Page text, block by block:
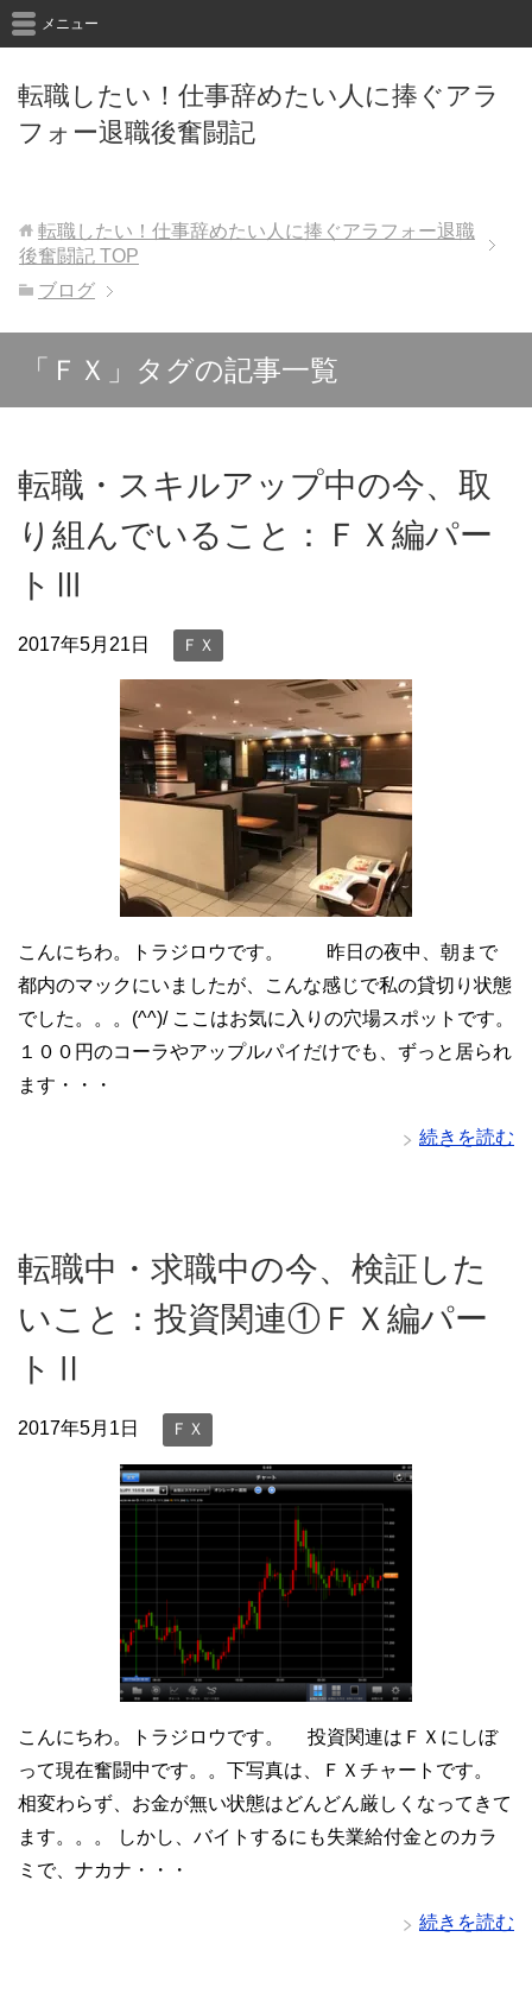
転職したい！仕事辞めたい人に捧ぐアラ
フォー退職後奮闘記
メニュー
転職したい！仕事辞めたい人に捧ぐアラフォー退職
後奮闘記 TOP
ブログ
「ＦＸ」タグの記事一覧
転職・スキルアップ中の今、取
り組んでいること：ＦＸ編パー
トⅢ
2017年5月21日 ＦＸ
こんにちわ。トラジロウです。 昨日の夜中、朝まで
都内のマックにいましたが、こんな感じで私の貸切り状態
でした。。。(^^)/ ここはお気に入りの穴場スポットです。
１００円のコーラやアップルパイだけでも、ずっと居られ
ます・・・
続きを読む
転職中・求職中の今、検証した
いこと：投資関連①ＦＸ編パー
トⅡ
2017年5月1日 ＦＸ
こんにちわ。トラジロウです。 投資関連はＦＸにしぼ
って現在奮闘中です。。下写真は、ＦＸチャートです。
相変わらず、お金が無い状態はどんどん厳しくなってきて
ます。。。 しかし、バイトするにも失業給付金とのカラ
ミで、ナカナ・・・
続きを読む